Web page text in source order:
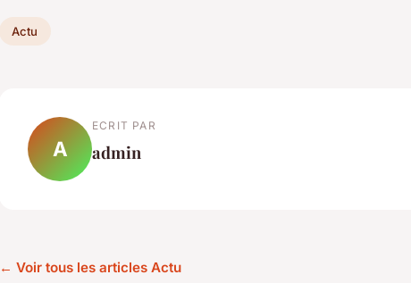
Actu
A
ECRIT PAR
admin
← Voir tous les articles Actu